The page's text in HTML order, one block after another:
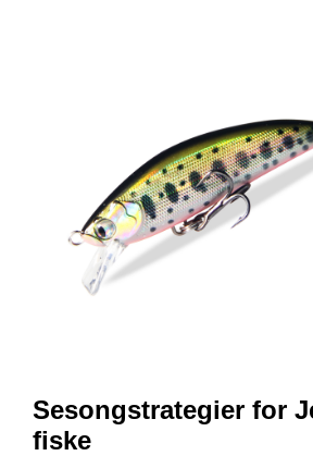
Sesongstrategier for
fiske